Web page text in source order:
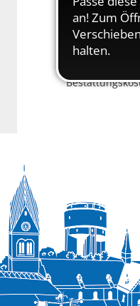
Abteilungen
Abt. III -
Aufgaben